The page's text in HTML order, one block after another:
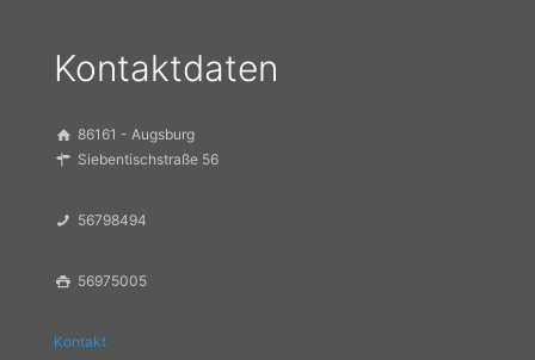
Kontaktdaten
86161 - Augsburg
Siebentischstraße 56
56798494
56975005
Kontakt